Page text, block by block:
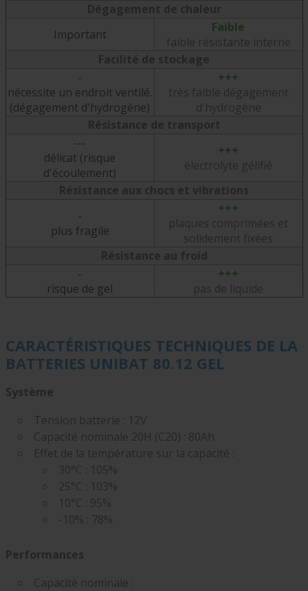
Dégagement de chaleur
Important
Faible
faible résistante interne
Facilité de stockage
-
nécessite un endroit ventilé.
(dégagement d'hydrogène)
+++
très faible dégagement
d'hydrogène
Résistance de transport
---
délicat (risque
d'écoulement)
+++
électrolyte gélifié
Résistance aux chocs et vibrations
-
plus fragile
+++
plaques comprimées et
solidement fixées
Résistance au froid
-
risque de gel
+++
pas de liquide
CARACTÉRISTIQUES TECHNIQUES DE LA
BATTERIES UNIBAT 80.12 GEL
Système
Tension batterie : 12V
Capacité nominale 20H (C20) : 80Ah
Effet de la température sur la capacité :
30°C : 105%
25°C : 103%
10°C : 95%
-10% : 78%
Performances
Capacité nominale :